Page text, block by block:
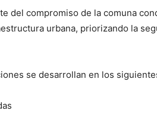
del compromiso de la comuna
urbana, priorizando la
se desarrollan en los